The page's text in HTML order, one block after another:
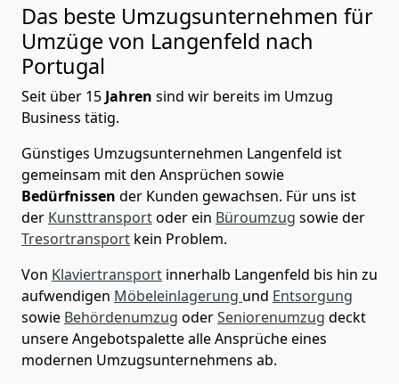
Das beste Umzugsunternehmen für
Umzüge von Langenfeld nach
Portugal
Seit über 15 Jahren sind wir bereits im Umzug
Business tätig.
Günstiges Umzugsunternehmen Langenfeld ist
gemeinsam mit den Ansprüchen sowie
Bedürfnissen der Kunden gewachsen. Für uns ist
der Kunsttransportoder ein Büroumzug sowie der
Tresortransport kein Problem.
Von Klaviertransport innerhalb Langenfeld bis hin zu
aufwendigen Möbeleinlagerung und Entsorgung
sowie Behördenumzug oderSeniorenumzug deckt
unsere Angebotspalette alle Ansprüche eines
modernen Umzugsunternehmens ab.